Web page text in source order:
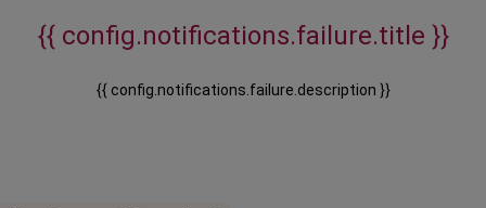
{{ config.notifications.failure.title }}
{{ config.notifications.failure.description }}